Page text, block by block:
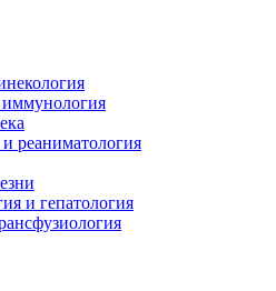
реаниматология
и гепатология